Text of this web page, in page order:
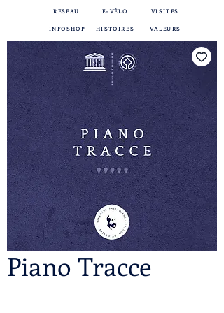
E-VÉLO
RESEAU VISITES
HISTOIRES
INFOSHOP VALEURS
Piano Tracce